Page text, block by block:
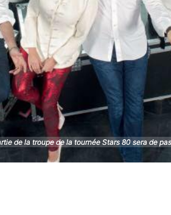
de la troupe de la tournée Stars 80 sera de
de la troupe de la tournée Stars 80 sera de